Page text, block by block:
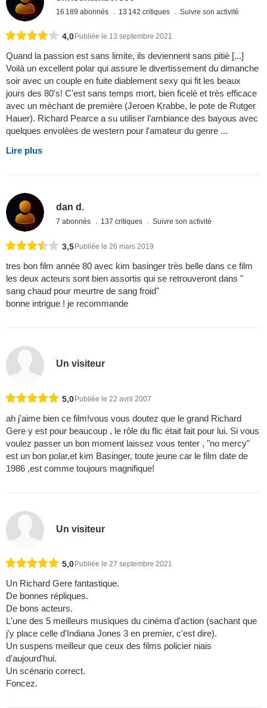
16 189 abonnés 13 142 critiques Suivre son activité
4,0 Publiée le 13 septembre 2021
Quand la passion est sans limite, ils deviennent sans pitiè [...]
Voilà un excellent polar qui assure le divertissement du dimanche
soir avec un couple en fuite diablement sexy qui fit les beaux
jours des 80's! C'est sans temps mort, bien ficelè et très efficace
avec un mèchant de première (Jeroen Krabbe, le pote de Rutger
Hauer). Richard Pearce a su utiliser l’ambiance des bayous avec
quelques envolèes de western pour l'amateur du genre ...
Lire plus
dan d.
7 abonnés 137 critiques Suivre son activité
3,5Publiée le 26 mars 2019
tres bon film année 80 avec kim basinger très belle dans ce film
les deux acteurs sont bien assortis qui se retrouveront dans "
sang chaud pour meurtre de sang froid"
bonne intrigue ! je recommande
Un visiteur
5,0 Publiée le 22 avril 2007
ah j'aime bien ce film!vous vous doutez que le grand Richard
Gere y est pour beaucoup , le rôle du flic était fait pour lui. Si vous
voulez passer un bon moment laissez vous tenter , "no mercy"
est un bon polar,et kim Basinger, toute jeune car le film date de
1986 ,est comme toujours magnifique!
Un visiteur
5,0 Publiée le 27 septembre 2021
Un Richard Gere fantastique.
De bonnes répliques.
De bons acteurs.
L'une des 5 meilleurs musiques du cinéma d'action (sachant que
j'y place celle d'Indiana Jones 3 en premier, c'est dire).
Un suspens meilleur que ceux des films policier niais
d'aujourd'hui.
Un scénario correct.
Foncez.